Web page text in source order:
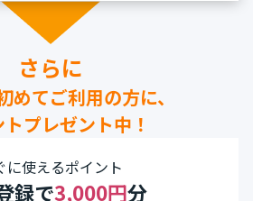
さらに
てご利用の方に、
プレゼント中！
に使えるポイント
録で3,000円分